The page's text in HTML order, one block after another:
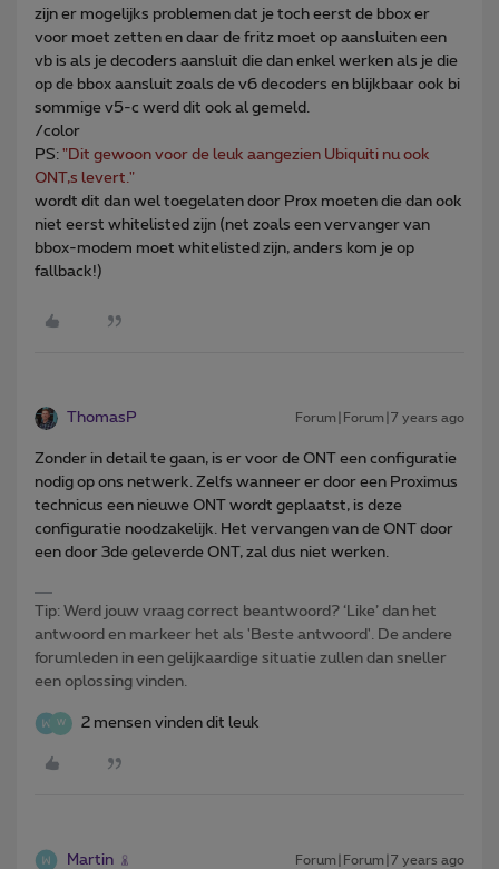
zijn er mogelijks problemen dat je toch eerst de bbox er
voor moet zetten en daar de fritz moet op aansluiten een
vb is als je decoders aansluit die dan enkel werken als je die
op de bbox aansluit zoals de v6 decoders en blijkbaar ook bi
sommige v5-c werd dit ook al gemeld.
/color
PS: "Dit gewoon voor de leuk aangezien Ubiquiti nu ook
ONT,s levert."
wordt dit dan wel toegelaten door Prox moeten die dan ook
niet eerst whitelisted zijn (net zoals een vervanger van
bbox-modem moet whitelisted zijn, anders kom je op
fallback!)
ThomasP Forum|Forum|7 years ago
Zonder in detail te gaan, is er voor de ONT een configuratie
nodig op ons netwerk. Zelfs wanneer er door een Proximus
technicus een nieuwe ONT wordt geplaatst, is deze
configuratie noodzakelijk. Het vervangen van de ONT door
een door 3de geleverde ONT, zal dus niet werken.
Tip: Werd jouw vraag correct beantwoord? ‘Like’ dan het
antwoord en markeer het als 'Beste antwoord'. De andere
forumleden in een gelijkaardige situatie zullen dan sneller
een oplossing vinden.
W 2 mensen vinden dit leuk
Martin Forum|Forum|7 years ago